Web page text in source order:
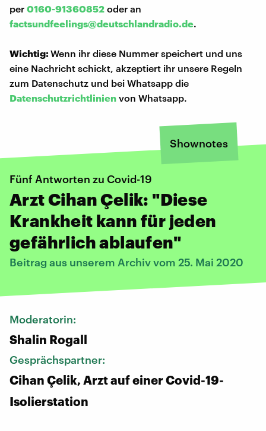
per 0160-91360852 oder an
factsundfeelings@deutschlandradio.de.
Wichtig:Wenn ihr diese Nummer speichert und uns
eine Nachricht schickt, akzeptiert ihr unsere Regeln
zum Datenschutz und bei Whatsapp die
Datenschutzrichtlinien von Whatsapp.
Shownotes
Fünf Antworten zu Covid-19
Arzt Cihan Çelik: "Diese
Krankheit kann für jeden
gefährlich ablaufen"
Beitrag aus unserem Archiv vom 25. Mai 2020
Moderatorin:
Shalin Rogall
Gesprächspartner:
Cihan Çelik, Arzt auf einer Covid-19-
Isolierstation